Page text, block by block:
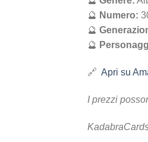
🔮 Numero:
🔮
🔮
🔗 Apri su
I prezzi